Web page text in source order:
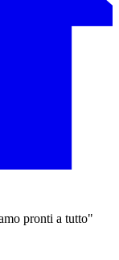
pronti a tutto"